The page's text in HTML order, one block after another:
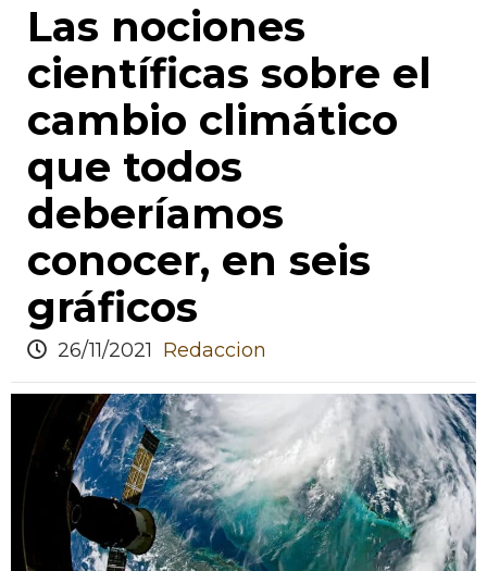
Las nociones
científicas sobre el
cambio climático
que todos
deberíamos
conocer, en seis
gráficos
26/11/2021 Redaccion